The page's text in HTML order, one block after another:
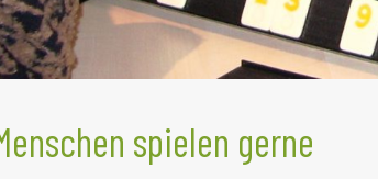
spielen gerne